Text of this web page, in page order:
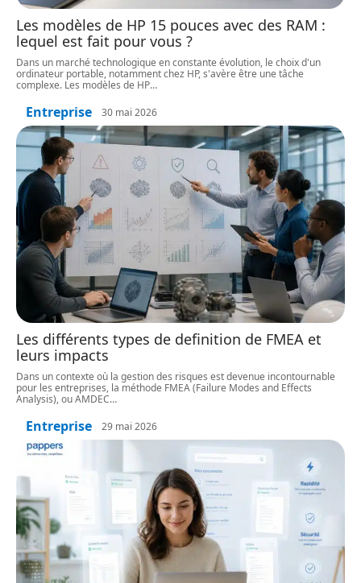
Les modèles de HP 15 pouces avec des RAM :
lequel est fait pour vous ?
Dans un marché technologique en constante évolution, le choix d'un
ordinateur portable, notamment chez HP, s'avère être une tâche
complexe. Les modèles de HP…
Entreprise 30 mai 2026
Les différents types de definition de FMEA et
leurs impacts
Dans un contexte où la gestion des risques est devenue incontournable
pour les entreprises, la méthode FMEA (Failure Modes and Effects
Analysis), ou AMDEC…
Entreprise 29 mai 2026